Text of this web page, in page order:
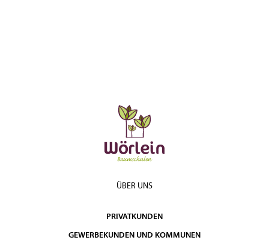
ÜBER UNS
PRIVATKUNDEN
GEWERBEKUNDEN UND KOMMUNEN